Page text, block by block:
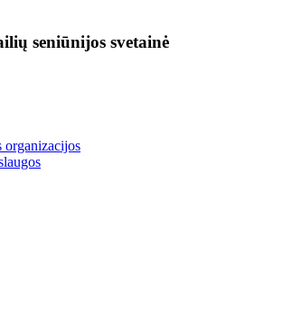
seniūnijos svetainė
organizacijos